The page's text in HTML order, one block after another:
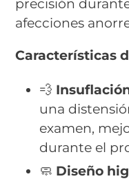
precisión
afecciones
Características
💨
una
examen,
durante el
🧼 Diseño